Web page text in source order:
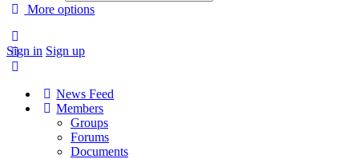
More options
Sign in Sign up
News Feed
Members
Groups
Forums
Documents